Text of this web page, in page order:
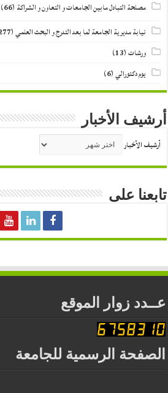
مصلحة التبادل مابين الجامعات و التعاون و الشراكة (66)
نيابة مديرية الجامعة لما بعد التدرج و البحث العلمي(277)
ورشات(13)
يوم دكتورالي(6)
أرشيف الأخبار
أرشيف الأخبار
تابعنا على
عــدد زوار الموقع
الصفحة الرسمية للجامعة